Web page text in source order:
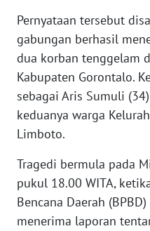
Pernyataan tersebut
gabungan berhasil
dua korban tenggelam
Kabupaten Gorontalo.
sebagai Aris Sumuli
keduanya warga
Limboto.
Tragedi bermula pada
pukul 18.00 WITA,
Bencana Daerah
menerima laporan
WN
BANTEN
WN
NTT
WN
KEPRI
PAPUA